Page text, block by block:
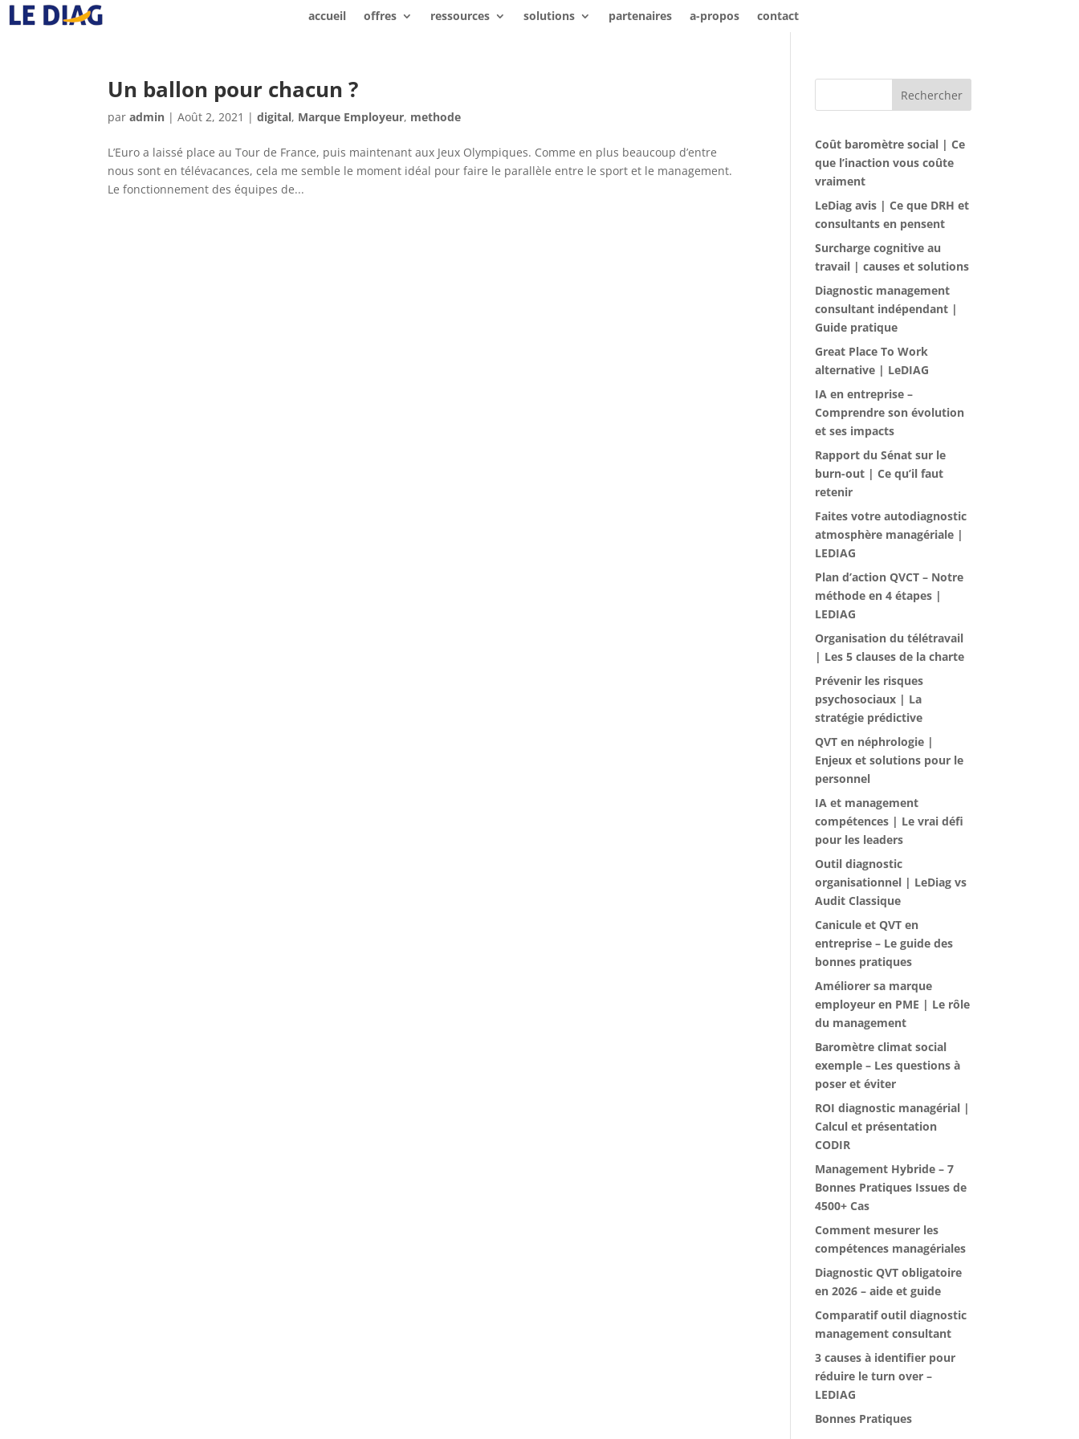
accueil offres ressources solutions partenaires a-propos contact
Un ballon pour chacun ?
paradmin |Août 2, 2021 |digital, Marque Employeur, methode
L’Euro a laissé place au Tour de France, puis maintenant aux Jeux Olympiques. Comme en plus beaucoup d’entre
nous sont en télévacances, cela me semble le moment idéal pour faire le parallèle entre le sport et le management.
Le fonctionnement des équipes de...
Rechercher
Coût baromètre social | Ce
que l’inaction vous coûte
vraiment
LeDiag avis | Ce que DRH et
consultants en pensent
Surcharge cognitive au
travail | causes et solutions
Diagnostic management
consultant indépendant |
Guide pratique
Great Place To Work
alternative | LeDIAG
IA en entreprise –
Comprendre son évolution
et ses impacts
Rapport du Sénat sur le
burn-out | Ce qu’il faut
retenir
Faites votre autodiagnostic
atmosphère managériale |
LEDIAG
Plan d’action QVCT – Notre
méthode en 4 étapes |
LEDIAG
Organisation du télétravail
| Les 5 clauses de la charte
Prévenir les risques
psychosociaux | La
stratégie prédictive
QVT en néphrologie |
Enjeux et solutions pour le
personnel
IA et management
compétences | Le vrai défi
pour les leaders
Outil diagnostic
organisationnel | LeDiag vs
Audit Classique
Canicule et QVT en
entreprise – Le guide des
bonnes pratiques
Améliorer sa marque
employeur en PME | Le rôle
du management
Baromètre climat social
exemple – Les questions à
poser et éviter
ROI diagnostic managérial |
Calcul et présentation
CODIR
Management Hybride – 7
Bonnes Pratiques Issues de
4500+ Cas
Comment mesurer les
compétences managériales
Diagnostic QVT obligatoire
en 2026 – aide et guide
Comparatif outil diagnostic
management consultant
3 causes à identifier pour
réduire le turn over –
LEDIAG
Bonnes Pratiques